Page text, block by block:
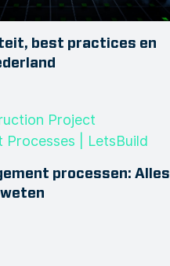
best practices en
processen: Alles